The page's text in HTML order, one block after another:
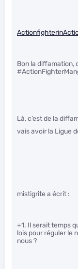
Bon la diffamation,
Là, c’est de la
vais avoir la Ligue
mistigrite a écrit :
+1. Il serait temps
lois pour réguler le
nous ?